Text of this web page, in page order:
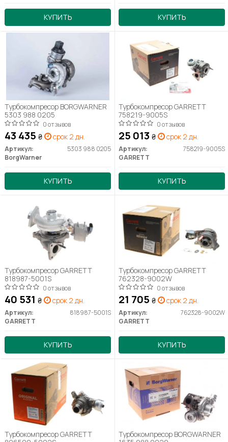
КУПИТЬ КУПИТЬ
Турбокомпресор BORGWARNER
5303 988 0205
0 отзывов
43 435 ₴ срок 2 дн.
Артикул:
5303 988 0205
BorgWarner
КУПИТЬ
Турбокомпресор GARRETT
758219-9005S
0 отзывов
25 013 ₴ срок 2 дн.
Артикул:
758219-9005S
GARRETT
КУПИТЬ
Турбокомпресор GARRETT
818987-5001S
0 отзывов
40 531 ₴ срок 2 дн.
Артикул:
818987-5001S
GARRETT
КУПИТЬ
Турбокомпресор GARRETT
762328-9002W
0 отзывов
21 705 ₴ срок 2 дн.
Артикул:
762328-9002W
GARRETT
КУПИТЬ
Турбокомпресор GARRETT
Турбокомпресор BORGWARNER